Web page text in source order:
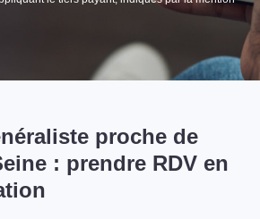
proche de
: prendre RDV en